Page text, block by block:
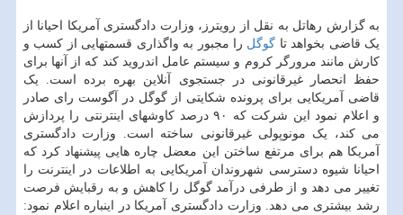
به گزارش رهاتل به نقل از رویترز، وزارت دادگستری آمریکا احیانا از
یک قاضی بخواهد تا گوگل را مجبور به واگذاری قسمتهایی از کسب و
کارش مانند مرورگر کروم و سیستم عامل اندروید کند که از آنها برای
حفظ انحصار غیرقانونی در جستجوی آنلاین بهره برده است. یک
قاضی آمریکایی برای پرونده شکایتی از گوگل در آگوست رای صادر
و اعلام نمود این شرکت که ۹۰ درصد کاوشهای اینترنتی را پردازش
می کند، یک مونوپولی غیرقانونی ساخته است. وزارت دادگستری
آمریکا هم برای مرتفع ساختن این معضل چاره هایی پیشنهاد کرد که
احیانا شیوه دسترسی شهروندان آمریکایی به اطلاعات در اینترنت را
تغییر می دهد و از طرفی درآمد گوگل را کاهش و به رقبایش فرصت
رشد بیشتری می دهد. وزارت دادگستری آمریکا در اینباره اعلام نمود: